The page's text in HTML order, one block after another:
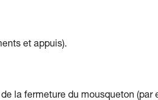
et appuis).
la fermeture du mousqueton